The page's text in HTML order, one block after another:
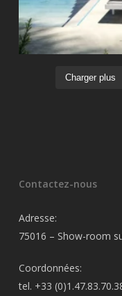
Charger plus
Contactez-nous
Adresse:
75016 – Show-room
Coordonnées:
tel. +33